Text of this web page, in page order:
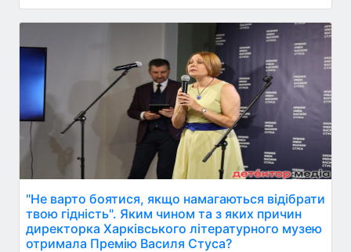
"Не варто боятися, якщо намагаються відібрати
твою гідність". Яким чином та з яких причин
директорка Харківського літературного музею
отримала Премію Василя Стуса?